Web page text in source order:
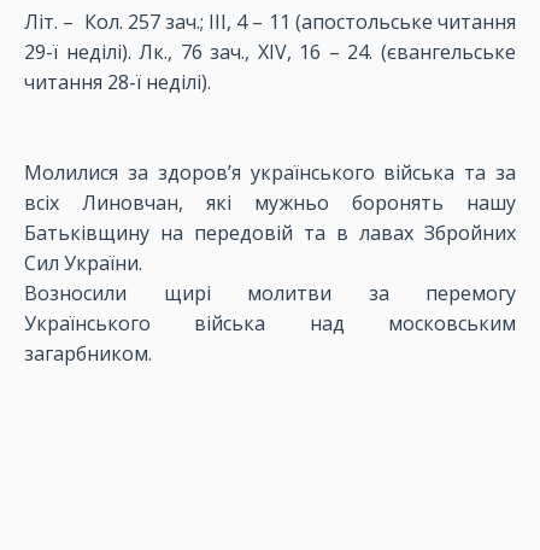
Літ. – Кол. 257 зач.; ІІІ, 4 – 11 (апостольське читання
29-ї неділі). Лк., 76 зач., XІV, 16 – 24. (євангельське
читання 28-ї неділі).
Молилися за здоров’я українського війська та за
всіх Линовчан, які мужньо боронять нашу
Батьківщину на передовій та в лавах Збройних
Сил України.
Возносили щирі молитви за перемогу
Українського війська над московським
загарбником.